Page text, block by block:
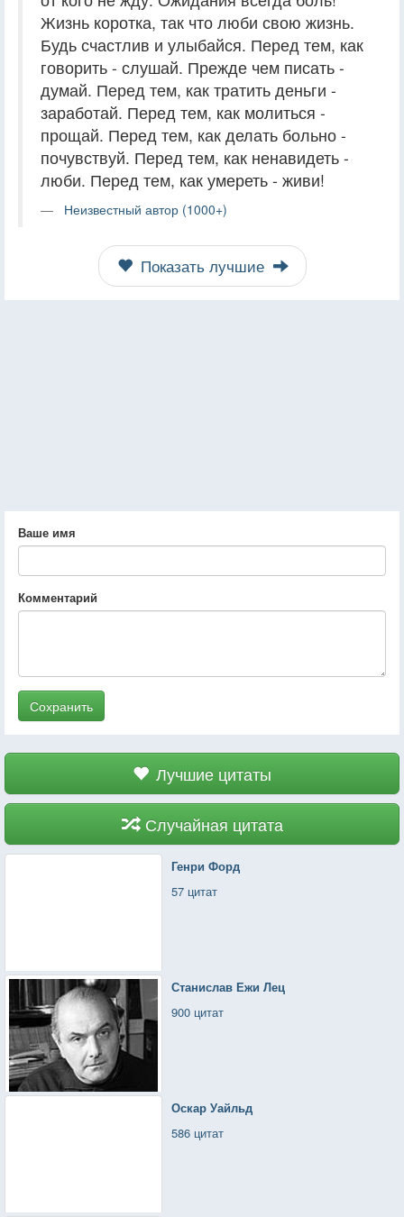
Жизнь коротка, так что люби свою жизнь.
Будь счастлив и улыбайся. Перед тем, как
говорить - слушай. Прежде чем писать -
думай. Перед тем, как тратить деньги -
заработай. Перед тем, как молиться -
прощай. Перед тем, как делать больно -
почувствуй. Перед тем, как ненавидеть -
люби. Перед тем, как умереть - живи!
Неизвестный автор (1000+)
Показать лучшие
Ваше имя
Комментарий
Сохранить
Лучшие цитаты
Случайная цитата
Генри Форд
57 цитат
Станислав Ежи Лец
900 цитат
Оскар Уайльд
586 цитат